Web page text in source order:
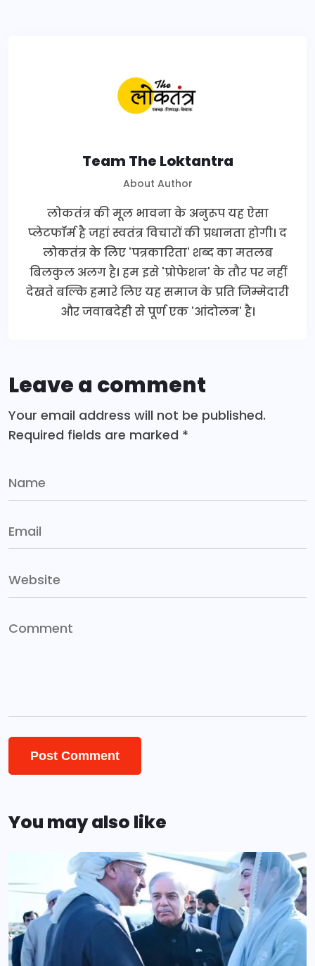
Team The Loktantra
About Author
लोकतंत्र की मूल भावना के अनुरूप यह ऐसा
प्लेटफॉर्म है जहां स्वतंत्र विचारों की प्रधानता होगी। द
लोकतंत्र के लिए 'पत्रकारिता' शब्द का मतलब
बिलकुल अलग है। हम इसे 'प्रोफेशन' के तौर पर नहीं
देखते बल्कि हमारे लिए यह समाज के प्रति जिम्मेदारी
और जवाबदेही से पूर्ण एक 'आंदोलन' है।
Leave a comment
Your email address will not be published.
Required fields are marked *
You may also like